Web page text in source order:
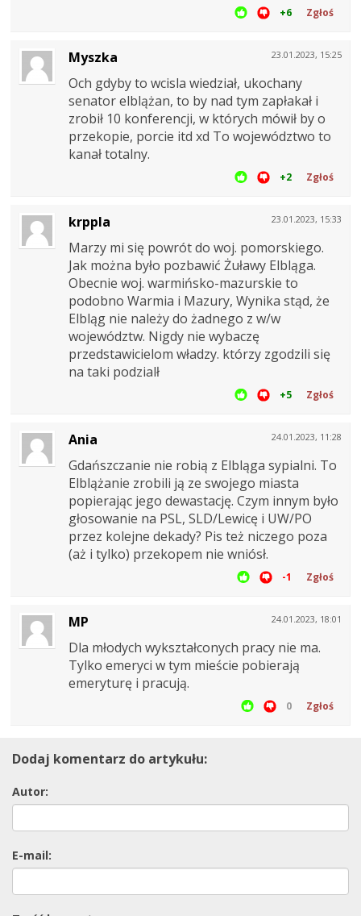
+6 Zgłoś
23.01.2023, 15:25
Myszka
Och gdyby to wcisla wiedział, ukochany
senator elblążan, to by nad tym zapłakał i
zrobił 10 konferencji, w których mówił by o
przekopie, porcie itd xd To województwo to
kanał totalny.
+2 Zgłoś
23.01.2023, 15:33
krppla
Marzy mi się powrót do woj. pomorskiego.
Jak można było pozbawić Żuławy Elbląga.
Obecnie woj. warmińsko-mazurskie to
podobno Warmia i Mazury, Wynika stąd, że
Elbląg nie należy do żadnego z w/w
województw. Nigdy nie wybaczę
przedstawicielom władzy. którzy zgodzili się
na taki podzialł
+5 Zgłoś
24.01.2023, 11:28
Ania
Gdańszczanie nie robią z Elbląga sypialni. To
Elblążanie zrobili ją ze swojego miasta
popierając jego dewastację. Czym innym było
głosowanie na PSL, SLD/Lewicę i UW/PO
przez kolejne dekady? Pis też niczego poza
(aż i tylko) przekopem nie wniósł.
-1 Zgłoś
24.01.2023, 18:01
MP
Dla młodych wykształconych pracy nie ma.
Tylko emeryci w tym mieście pobierają
emeryturę i pracują.
0 Zgłoś
Dodaj komentarz do artykułu:
Autor:
E-mail: